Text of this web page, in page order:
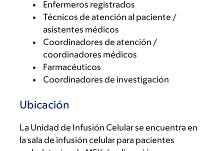
Enfermeros registrados
Técnicos de atención al paciente /
asistentes médicos
Coordinadores de atención /
coordinadores médicos
Farmacéuticos
Coordinadores de investigación
Ubicación
La Unidad de Infusión Celular se encuentra en
la sala de infusión celular para pacientes